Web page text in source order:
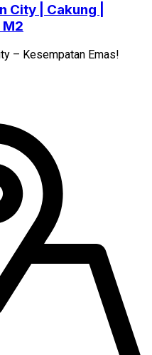
City | Cakung |
– Kesempatan Emas!